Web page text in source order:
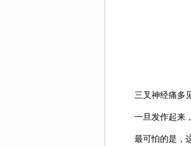
三叉神经痛多
一旦发作起来
最可怕的是，